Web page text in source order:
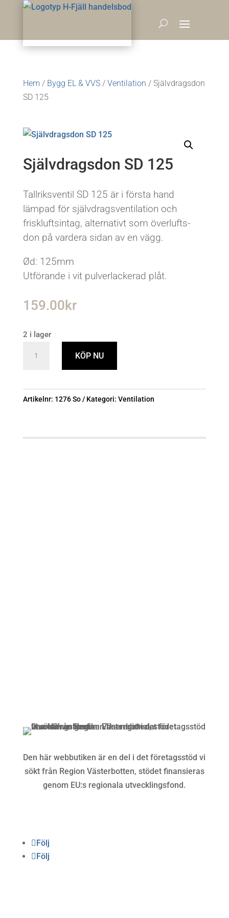
Hem / Bygg EL & VVS/ Ventilation / Självdragsdon
SD 125
Självdragsdon SD 125
Tallriksventil SD 125 är i första hand
lämpad för självdragsventilation och
friskluftsintag, alternativt som överlufts-
don på vardera sidan av en vägg.
Ød: 125mm
Utförande i vit pulverlackerad plåt.
159.00kr
2 i lager
mängd
KÖP NU
Artikelnr: 1276 So Kategori: Ventilation
Den här webbutiken är en del i det företagsstöd vi
sökt från Region Västerbotten, stödet finansieras
genom EU:s regionala utvecklingsfond.
Följ
Följ